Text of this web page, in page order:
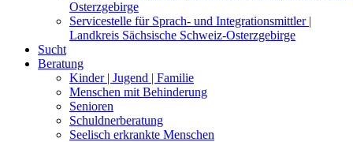
Osterzgebirge
Servicestelle für Sprach- und Integrationsmittler |
Landkreis Sächsische Schweiz-Osterzgebirge
Sucht
Beratung
Kinder | Jugend | Familie
Menschen mit Behinderung
Senioren
Schuldnerberatung
Seelisch erkrankte Menschen